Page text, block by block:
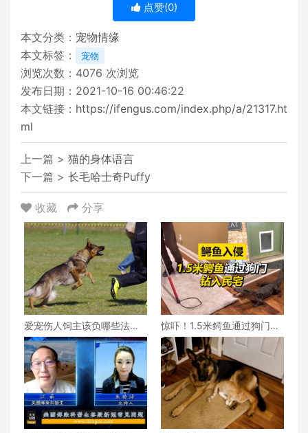
点赞(0)
本文分类： 宠物情缘
本文标签：
宠物
浏览次数： 4076 次浏览
发布日期：2021-10-16 00:46:22
本文链接： https://ifengus.com/index.php/a/21317.ht
ml
上一篇 > 猫的身体语言
下一篇 > 长毛哈士奇Puffy
收藏 分享
爱宠伤人饲主该负哪些法律
责任？
惊吓！1.5米鳄鱼通过狗门钻
入民宅